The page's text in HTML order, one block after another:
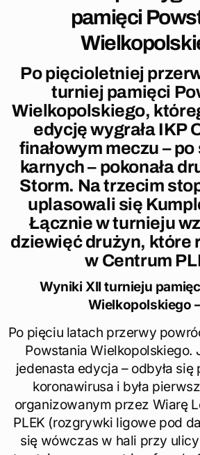
pamięci
Po pięcioletniej
turniej pamięci
Wielkopolskiego,
edycję wygrała IKP
finałowym meczu –
karnych – pokonała
Storm. Na trzecim
uplasowali się
Łącznie w turnieju
dziewięć drużyn, które
w Centrum
Wyniki XII turnieju
Wielkopolskiego
Po pięciu latach przerwy
Powstania Wielkopolskiego.
jedenasta edycja – odbyła
koronawirusa i była
organizowanym przez Wiarę
PLEK (rozgrywki ligowe pod
się wówczas w hali przy